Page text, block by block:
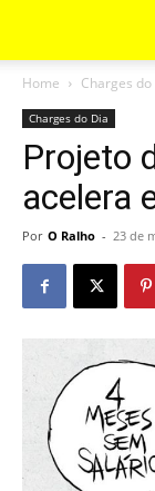
Home Charges do
Charges do Dia
Projeto
acelera
Por O Ralho - 23 de